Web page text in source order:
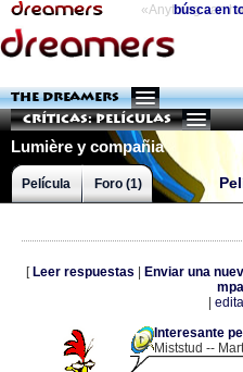
«Anything can
búsca en
THE DREAMERS
Críticas: Películas
Lumière y compañia
Película Foro (1)
[ Leer respuestas Enviar una
Interesante
Miststud --